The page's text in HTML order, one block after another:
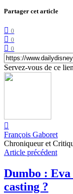
Partager cet article
0
0
0
Servez-vous de ce
François Gaboret
Chroniqueur et
Article précédent
Dumbo :
casting ?